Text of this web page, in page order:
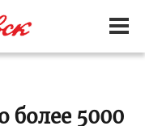
более 5000